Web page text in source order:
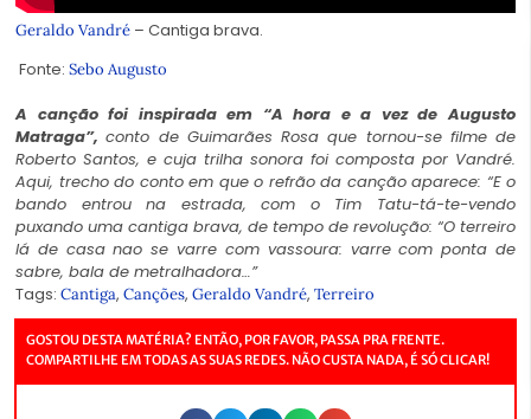
Geraldo Vandré – Cantiga brava.
Fonte: Sebo Augusto
A canção foi inspirada em “A hora e a vez de Augusto
Matraga”,conto de Guimarães Rosa que tornou-se filme de
Roberto Santos, e cuja trilha sonora foi composta por Vandré.
Aqui, trecho do conto em que o refrão da canção aparece: “E o
bando entrou na estrada, com o Tim Tatu-tá-te-vendo
puxando uma cantiga brava, de tempo de revolução: “O terreiro
lá de casa nao se varre com vassoura: varre com ponta de
sabre, bala de metralhadora…”
Tags: Cantiga, Canções, Geraldo Vandré, Terreiro
GOSTOU DESTA MATÉRIA? ENTÃO, POR FAVOR, PASSA PRA FRENTE.
COMPARTILHE EM TODAS AS SUAS REDES. NÃO CUSTA NADA, É SÓ CLICAR!